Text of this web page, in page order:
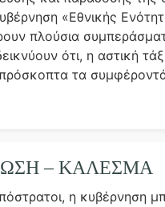
«Εθνικής
πλούσια
ότι, η αστική
τα
– ΚΑΛΕΣΜΑ
η κυβέρνηση